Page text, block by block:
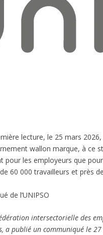
lecture, le 25 mars
wallon marque, à ce
pour les employeurs que
60 000 travailleurs et près
de l’UNIPSO
intersectorielle des
a publié un communiqué le